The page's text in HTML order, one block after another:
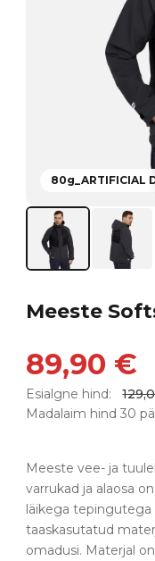
80g_ARTIFICIAL
Meeste
89,90 €
Esialgne hind:
Madalaim hind 30
Meeste vee- ja
varrukad ja alaosa
läikega tepingutega
taaskasutatud
omadusi. Materjal